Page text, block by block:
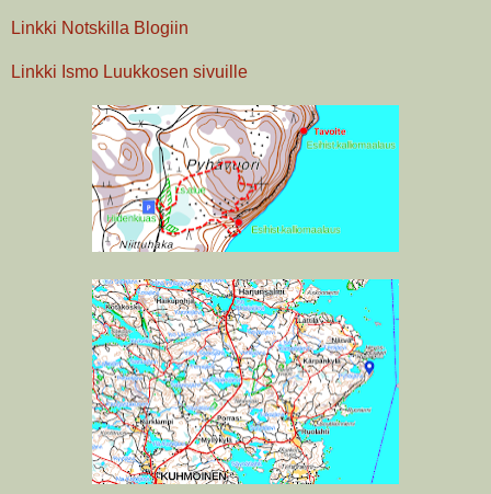
Linkki Notskilla Blogiin
Linkki Ismo Luukkosen sivuille